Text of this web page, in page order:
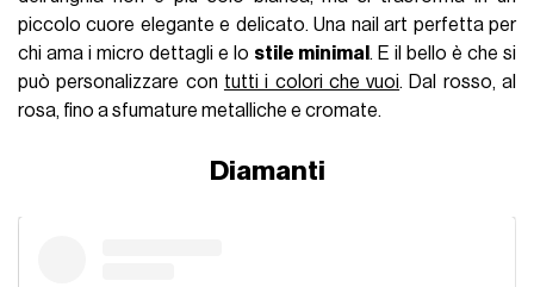
piccolo cuore elegante e delicato. Una nail art perfetta per
chi ama i micro dettagli e lo stile minimal . E il bello è che si
può personalizzare con tutti i colori che vuoi. Dal rosso, al
rosa, fino a sfumature metalliche e cromate.
Diamanti